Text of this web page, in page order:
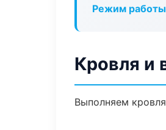
Режим
Кровля и
Выполняем